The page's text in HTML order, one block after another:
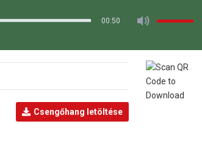
00:50
Csengőhang letöltése